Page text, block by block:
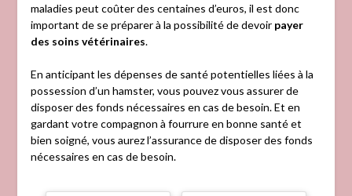
maladies peut coûter des centaines d’euros, il est donc
important de se préparer à la possibilité de devoir payer
des soins vétérinaires.
En anticipant les dépenses de santé potentielles liées à la
possession d’un hamster, vous pouvez vous assurer de
disposer des fonds nécessaires en cas de besoin. Et en
gardant votre compagnon à fourrure en bonne santé et
bien soigné, vous aurez l’assurance de disposer des fonds
nécessaires en cas de besoin.